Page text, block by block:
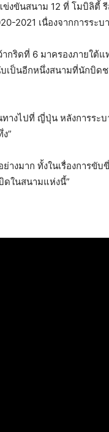
ขันสนาม 12 ที่ โมบิลิตี้ รี
2021 เนื่องจากการระ
กริดที่ 6 มาครองภายใต้
ป็นอีกหนึ่งสนามที่นักบิดช
ทางไปที่ ญี่ปุ่น หลังการร
”
างมาก ทั้งในเรื่องการขั
ดในสนามแห่งนี้”